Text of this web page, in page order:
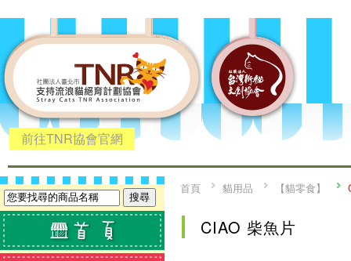
前往TNR協會官網
首頁 貓用品 【貓零食】
CIAO 柴魚片